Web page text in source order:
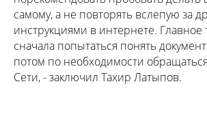
самому, а не повторять вслепую за
инструкциями в интернете. Главное
сначала попытаться понять
потом по необходимости
Сети, - заключил Тахир Латыпов.